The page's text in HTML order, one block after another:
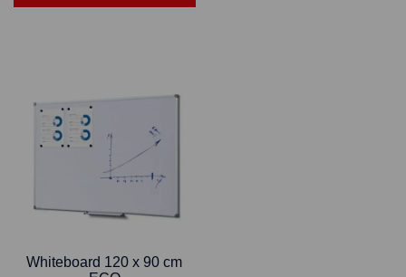
Whiteboard 120 x 90 cm